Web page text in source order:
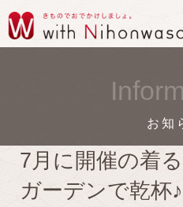
お知
7月に開催の着
ガーデンで乾杯